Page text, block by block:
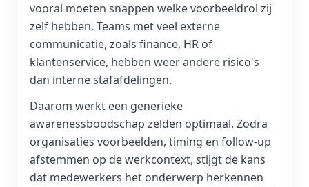
vooral moeten snappen welke voorbeeldrol zij
zelf hebben. Teams met veel externe
communicatie, zoals finance, HR of
klantenservice, hebben weer andere risico's
dan interne stafafdelingen.
Daarom werkt een generieke
awarenessboodschap zelden optimaal. Zodra
organisaties voorbeelden, timing en follow-up
afstemmen op de werkcontext, stijgt de kans
dat medewerkers het onderwerp herkennen